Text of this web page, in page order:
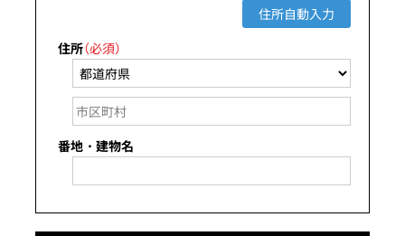
住所自動入力
住所（必須）
番地・建物名